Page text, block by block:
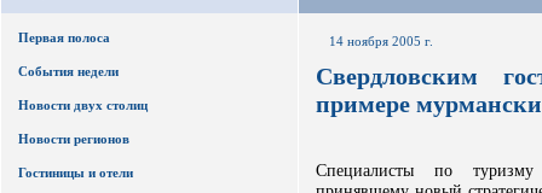
Первая полоса
События недели
Новости двух столиц
Новости регионов
Гостиницы и отели
14 ноября 2005 г.
Свердловским
примере
Специалисты по туризму